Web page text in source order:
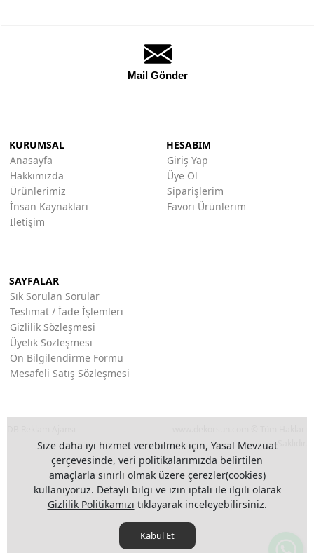
Size daha iyi hizmet verebilmek için, Yasal Mevzuat
çerçevesinde, veri politikalarımızda belirtilen
amaçlarla sınırlı olmak üzere çerezler(cookies)
kullanıyoruz. Detaylı bilgi ve izin iptali ile ilgili olarak
Gizlilik Politikamızı tıklayarak inceleyebilirsiniz.
Kabul Et
Mail Gönder
KURUMSAL
Anasayfa
Hakkımızda
Ürünlerimiz
İnsan Kaynakları
İletişim
HESABIM
Giriş Yap
Üye Ol
Siparişlerim
Favori Ürünlerim
SAYFALAR
Sık Sorulan Sorular
Teslimat / İade İşlemleri
Gizlilik Sözleşmesi
Üyelik Sözleşmesi
Ön Bilgilendirme Formu
Mesafeli Satış Sözleşmesi